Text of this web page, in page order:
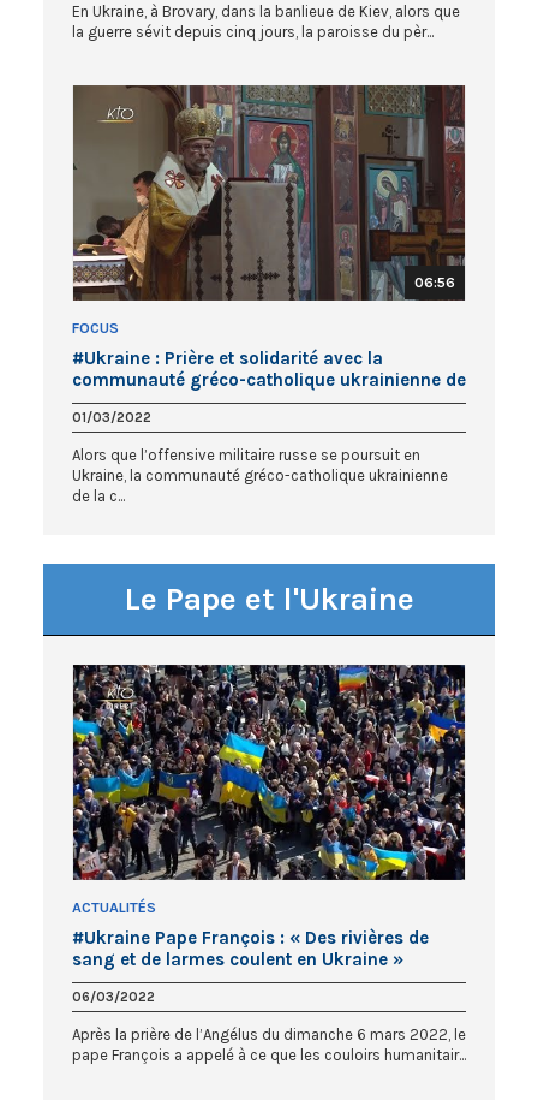
En Ukraine, à Brovary, dans la banlieue de Kiev, alors que
la guerre sévit depuis cinq jours, la paroisse du pèr...
06:56
FOCUS
#Ukraine : Prière et solidarité avec la
communauté gréco-catholique ukrainienne de
Paris
01/03/2022
Alors que l’offensive militaire russe se poursuit en
Ukraine, la communauté gréco-catholique ukrainienne
de la c...
Le Pape et l'Ukraine
ACTUALITÉS
#Ukraine Pape François : « Des rivières de
sang et de larmes coulent en Ukraine »
06/03/2022
Après la prière de l’Angélus du dimanche 6 mars 2022, le
pape François a appelé à ce que les couloirs humanitair...